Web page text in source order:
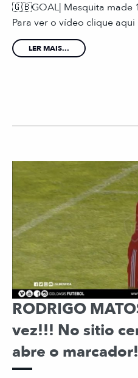
🇬🇧GOAL| Mesquita made
Para ver o vídeo clique aqui
LER MAIS...
RODRIGO
vez!!! No sitio
abre o